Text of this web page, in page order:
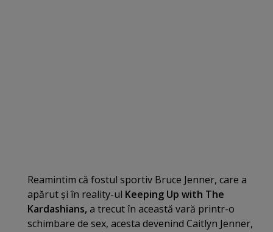
Reamintim că fostul sportiv Bruce Jenner, care a
apărut şi în reality-ul Keeping Up with The
Kardashians, a trecut în această vară printr-o
schimbare de sex, acesta devenind Caitlyn Jenner,